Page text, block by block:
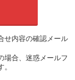
せ内容の確認メール
場合、迷惑メールフ